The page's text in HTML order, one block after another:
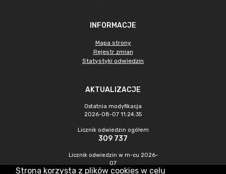
INFORMACJE
Mapa strony
Rejestr zmian
Statystyki odwiedzin
AKTUALIZACJE
Ostatnia modyfikacja
2026-08-07 11:24:35
Licznik odwiedzin ogółem
309 737
Licznik odwiedzin w m-cu 2026-
07
435
Strona korzysta z plików cookies w celu